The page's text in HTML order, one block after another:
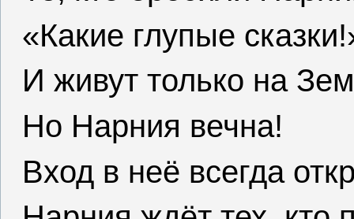
«Какие глупые
И живут только на
Но Нарния вечна!
Вход в неё всегда